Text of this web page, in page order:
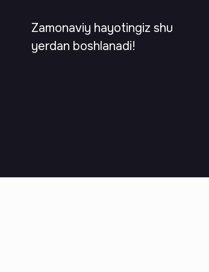
Zamonaviy hayotingiz shu
yerdan boshlanadi!